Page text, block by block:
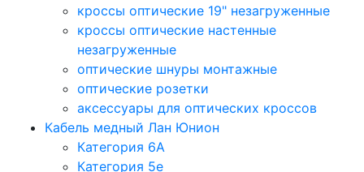
кроссы оптические 19" незагруженные
кроссы оптические настенные
незагруженные
оптические шнуры монтажные
оптические розетки
аксессуары для оптических кроссов
Кабель медный Лан Юнион
Категория 6A
Категория 5e